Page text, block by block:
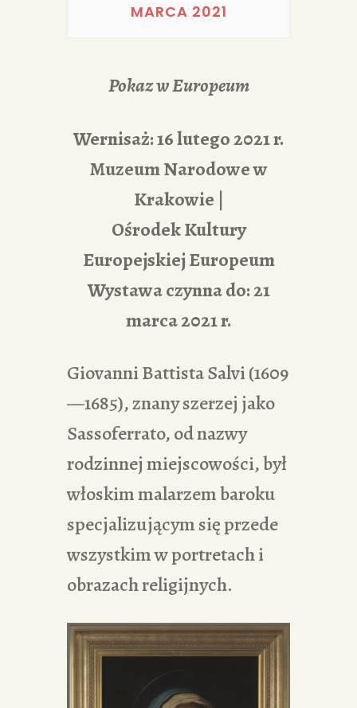
MARCA 2021
Pokaz w Europeum
Wernisaż: 16 lutego 2021 r.
Muzeum Narodowe w
Krakowie |
Ośrodek Kultury
Europejskiej Europeum
Wystawa czynna do: 21
marca 2021 r.
Giovanni Battista Salvi (1609
—1685), znany szerzej jako
Sassoferrato, od nazwy
rodzinnej miejscowości, był
włoskim malarzem baroku
specjalizującym się przede
wszystkim w portretach i
obrazach religijnych.